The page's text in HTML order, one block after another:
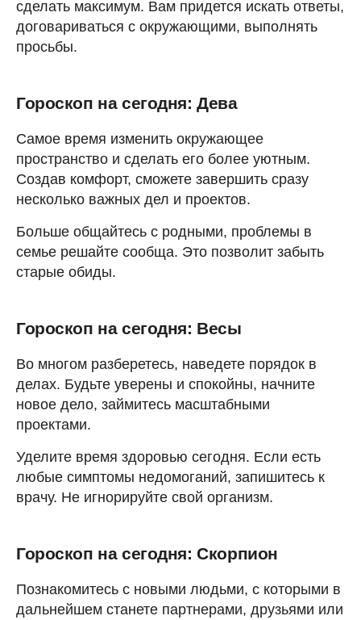
сделать максимум. Вам придется искать ответы,
договариваться с окружающими, выполнять
просьбы.
Гороскоп на сегодня: Дева
Самое время изменить окружающее
пространство и сделать его более уютным.
Создав комфорт, сможете завершить сразу
несколько важных дел и проектов.
Больше общайтесь с родными, проблемы в
семье решайте сообща. Это позволит забыть
старые обиды.
Гороскоп на сегодня: Весы
Во многом разберетесь, наведете порядок в
делах. Будьте уверены и спокойны, начните
новое дело, займитесь масштабными
проектами.
Уделите время здоровью сегодня. Если есть
любые симптомы недомоганий, запишитесь к
врачу. Не игнорируйте свой организм.
Гороскоп на сегодня: Скорпион
Познакомитесь с новыми людьми, с которыми в
дальнейшем станете партнерами, друзьями или